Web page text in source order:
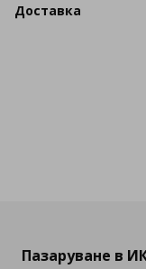
Доставка
Пазаруване в